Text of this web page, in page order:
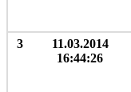
3
11.03.2014
16:44:26